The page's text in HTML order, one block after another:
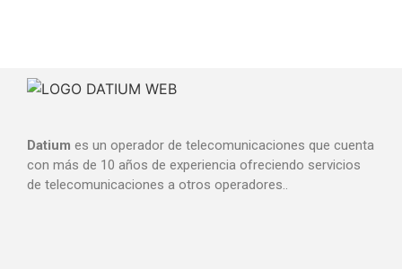
Datium es un operador de telecomunicaciones que cuenta
con más de 10 años de experiencia ofreciendo servicios
de telecomunicaciones a otros operadores..